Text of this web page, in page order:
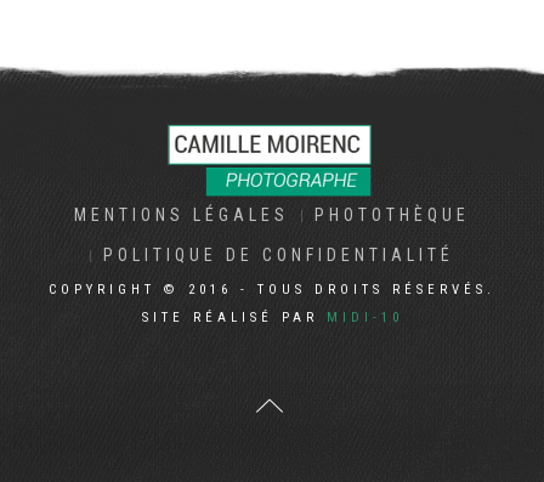
MENTIONS LÉGALES PHOTOTHÈQUE
POLITIQUE DE CONFIDENTIALITÉ
COPYRIGHT © 2016 - TOUS DROITS RÉSERVÉS.
SITE RÉALISÉ PAR
MIDI-10